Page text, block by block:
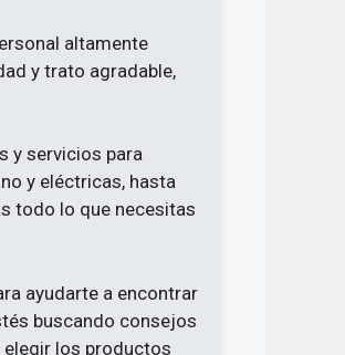
altamente
y trato agradable,
y servicios para
y eléctricas, hasta
todo lo que necesitas
ayudarte a encontrar
buscando consejos
los productos